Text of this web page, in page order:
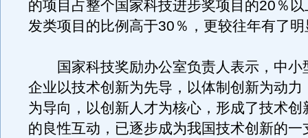
的项目占整个国家科技进步奖项目的20％
发类项目的比例高于30％，更较往年有了
国家科技奖励办公室负责人表示，中小
企业以技术创新为先导，以体制创新为动力
为导向，以创新人才为核心，形成了技术创
的良性互动，已逐步成为我国技术创新的一